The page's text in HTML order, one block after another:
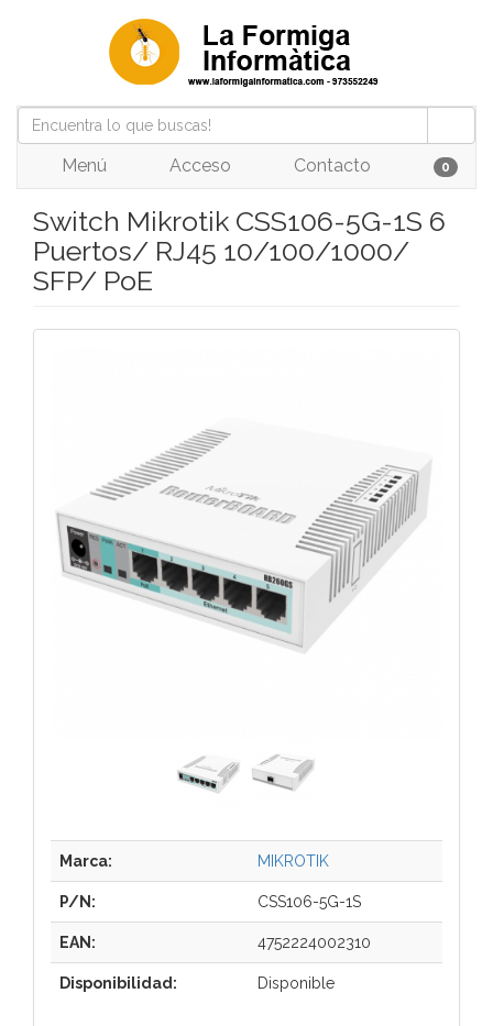
Menú Acceso Contacto 0
Switch Mikrotik CSS106-5G-1S 6
Puertos/ RJ45 10/100/1000/
SFP/ PoE
Marca: MIKROTIK
P/N: CSS106-5G-1S
EAN: 4752224002310
Disponibilidad: Disponible